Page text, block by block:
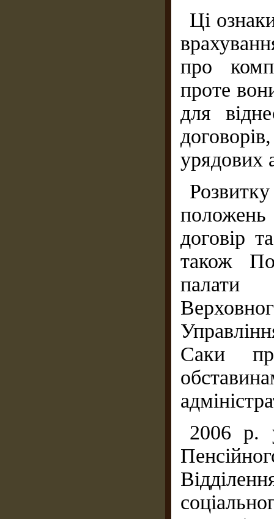
Ці
про
проте
для
урядових
договір
також
палати
Саки
2006 р.